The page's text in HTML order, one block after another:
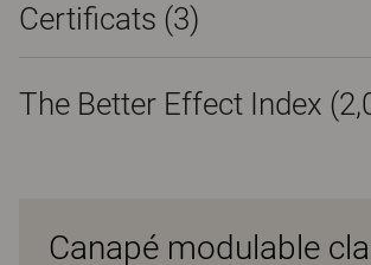
Certificats (3)
The Better Effect Index
Canapé modulable